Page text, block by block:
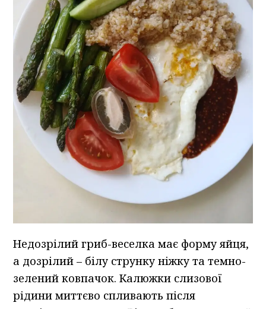
Недозрілий гриб-веселка має форму яйця,
а дозрілий – білу струнку ніжку та темно-
зелений ковпачок. Калюжки слизової
рідини миттєво спливають після